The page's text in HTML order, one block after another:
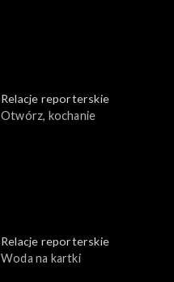
Relacje reporterskie
Otwórz, kochanie
Relacje reporterskie
Woda na kartki